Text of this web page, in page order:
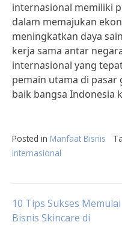
internasional memiliki
dalam memajukan
meningkatkan daya
kerja sama antar
internasional yang
pemain utama di pasar
baik bangsa Indonesia
Posted in Manfaat Bisnis
internasional
Post
10 Tips Sukses Memulai
Bisnis Skincare di